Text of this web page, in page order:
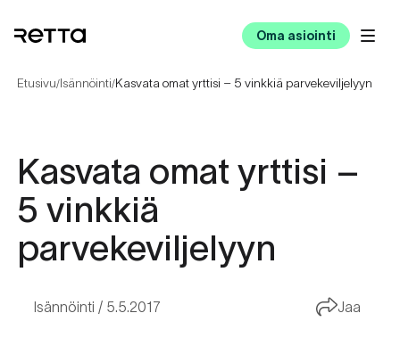
Oma asiointi
Etusivu/Isännöinti/Kasvata omat yrttisi – 5 vinkkiä parvekeviljelyyn
Kasvata omat yrttisi –
5 vinkkiä
parvekeviljelyyn
Isännöinti 5.5.2017 Jaa